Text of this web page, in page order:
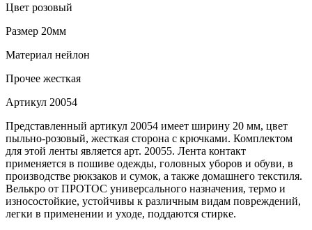
Цвет розовый
Размер 20мм
Материал нейлон
Прочее жесткая
Артикул 20054
Представленный артикул 20054 имеет ширину 20 мм, цвет
пыльно-розовый, жесткая сторона с крючками. Комплектом
для этой ленты является арт. 20055. Лента контакт
применяется в пошиве одежды, головных уборов и обуви, в
производстве рюкзаков и сумок, а также домашнего текстиля.
Велькро от ПРОТОС универсального назначения, термо и
износостойкие, устойчивы к различным видам повреждений,
легки в применении и уходе, поддаются стирке.